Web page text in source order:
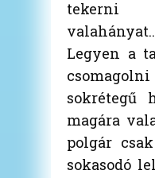
tekerni
Legyen a
sokrétegű
magára
polgár
sokasodó